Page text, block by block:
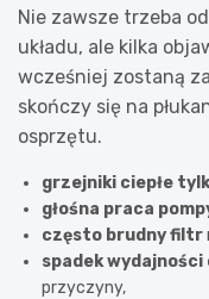
Nie zawsze trzeba
układu, ale kilka
wcześniej zostaną
skończy się na
osprzętu.
grzejniki ciepłe
głośna praca
często brudny filtr
spadek
przyczyny,